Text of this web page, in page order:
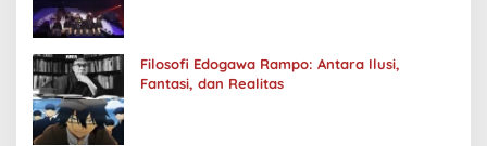
Filosofi Edogawa Rampo: Antara Ilusi,
Fantasi, dan Realitas